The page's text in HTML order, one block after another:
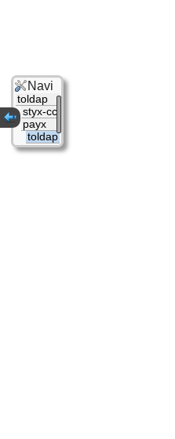
Navi
toldap
styx-cc
payx
toldap